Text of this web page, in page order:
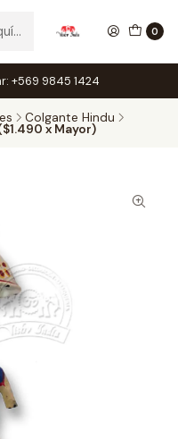
0
+569 9845 1424
Colgante Hindu
x Mayor)